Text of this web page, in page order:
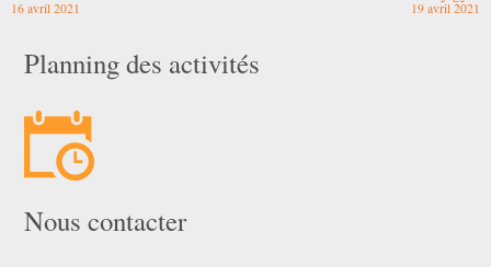
16 avril 2021 19 avril 2021
Planning des activités
Nous contacter